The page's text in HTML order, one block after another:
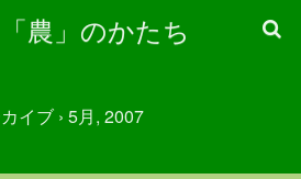
農」のかたち
イブ › 5月, 2007